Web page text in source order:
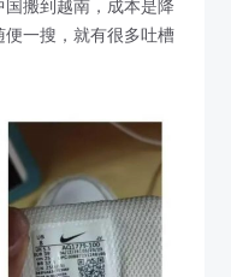
搬到越南，成本是降
一搜，就有很多吐槽